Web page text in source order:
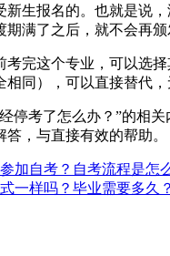
新生报名的。也就是说
满了之后，就不会再
完这个专业，可以选
同），可以直接替代，
停考了怎么办？”的相
，与直接有效的帮助。
加自考？自考流程是怎
一样吗？毕业需要多久？